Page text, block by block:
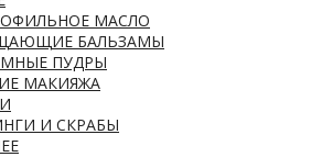
МАСЛО
БАЛЬЗАМЫ
ПУДРЫ
МАКИЯЖА
И СКРАБЫ